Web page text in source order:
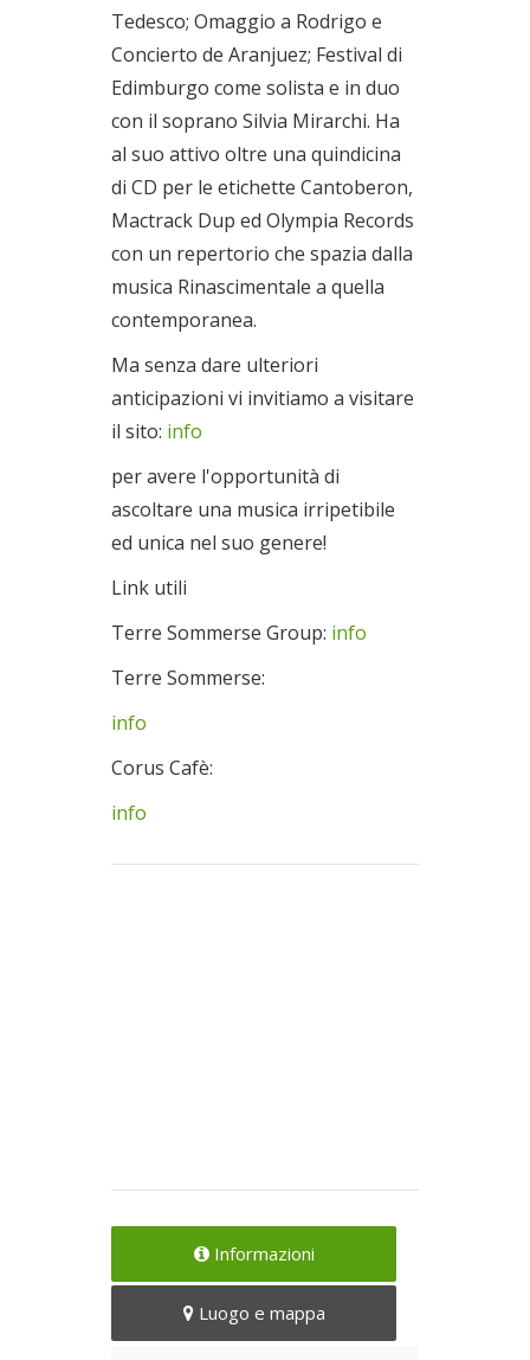
Tedesco; Omaggio a Rodrigo e
Concierto de Aranjuez; Festival di
Edimburgo come solista e in duo
con il soprano Silvia Mirarchi. Ha
al suo attivo oltre una quindicina
di CD per le etichette Cantoberon,
Mactrack Dup ed Olympia Records
con un repertorio che spazia dalla
musica Rinascimentale a quella
contemporanea.
Ma senza dare ulteriori
anticipazioni vi invitiamo a visitare
il sito: info
per avere l'opportunità di
ascoltare una musica irripetibile
ed unica nel suo genere!
Link utili
Terre Sommerse Group: info
Terre Sommerse:
info
Corus Cafè:
info
Informazioni
Luogo e mappa